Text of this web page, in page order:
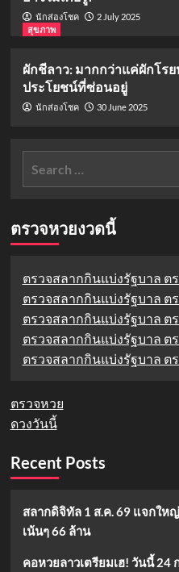
นักส่องโชค
2 July 2025
สุขภาพ
ผักชีลาว: มากกว่าแค่ผักโร
ประโยชน์ที่ซ่อนอยู่
นักส่องโชค 30 June 2025
ตรวจหวยงวดนี้
ตรวจสลากกินแบ่งรัฐบาล ต
ตรวจสลากกินแบ่งรัฐบาล ต
ตรวจสลากกินแบ่งรัฐบาล ต
ตรวจสลากกินแบ่งรัฐบาล ต
ตรวจสลากกินแบ่งรัฐบาล ต
ตรวจหวย
ดวงวันนี้
Recent Posts
สลากดิจิทัล 1 ส.ค. 69 แจกให
เน้นๆ 66 ล้าน
คอหวยลาวเตรียมเฮ! วันนี้